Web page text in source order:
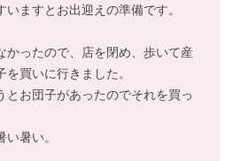
ますとお出迎えの準備です。
かったので、店を閉め、歩いて産
買いに行きました。
とお団子があったのでそれを買っ
暑い。